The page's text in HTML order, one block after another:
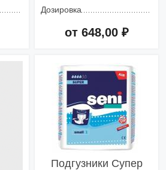
Дозировка
от 648,00 ₽
Подгузники Супер